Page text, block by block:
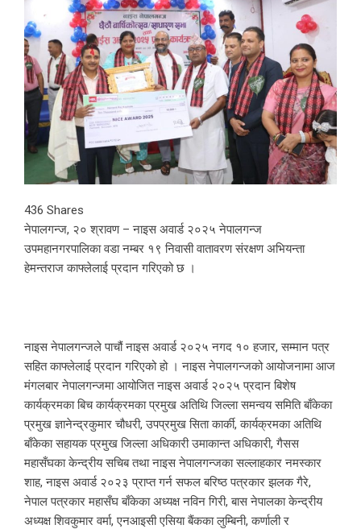
436 Shares
नेपालगन्ज, २० श्रावण – नाइस अवार्ड २०२५ नेपालगन्ज
उपमहानगरपालिका वडा नम्बर १९ निवासी वातावरण संरक्षण अभियन्ता
हेमन्तराज काफ्लेलाई प्रदान गरिएको छ ।
नाइस नेपालगन्जले पाचौं नाइस अवार्ड २०२५ नगद १० हजार, सम्मान पत्र
सहित काफ्लेलाई प्रदान गरिएको हो । नाइस नेपालगन्जको आयोजनामा आज
मंगलबार नेपालगन्जमा आयोजित नाइस अवार्ड २०२५ प्रदान बिशेष
कार्यक्रमका बिच कार्यक्रमका प्रमुख अतिथि जिल्ला समन्वय समिति बाँकेका
प्रमुख ज्ञानेन्द्रकुमार चौधरी, उपप्रमुख सिता कार्की, कार्यक्रमका अतिथि
बाँकेका सहायक प्रमुख जिल्ला अधिकारी उमाकान्त अधिकारी, गैसस
महासँघका केन्द्रीय सचिब तथा नाइस नेपालगन्जका सल्लाहकार नमस्कार
शाह, नाइस अवार्ड २०२३ प्राप्त गर्न सफल बरिष्ठ पत्रकार झलक गैरे,
नेपाल पत्रकार महासँघ बाँकेका अध्यक्ष नविन गिरी, बास नेपालका केन्द्रीय
अध्यक्ष शिवकुमार वर्मा, एनआइसी एसिया बैंकका लुम्बिनी, कर्णाली र